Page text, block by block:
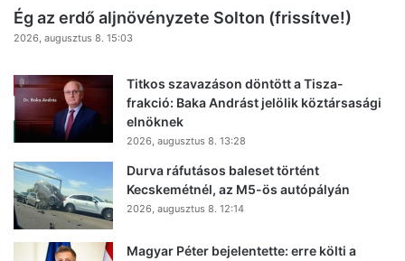
Ég az erdő aljnövényzete Solton (frissítve!)
2026, augusztus 8. 15:03
Titkos szavazáson döntött a Tisza-
frakció: Baka Andrást jelölik köztársasági
elnöknek
2026, augusztus 8. 13:28
Durva ráfutásos baleset történt
Kecskemétnél, az M5-ös autópályán
2026, augusztus 8. 12:14
Magyar Péter bejelentette: erre költi a